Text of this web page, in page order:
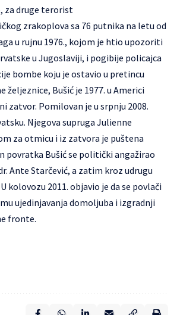
za druge terorist
zrakoplova sa 76 putnika na letu od
u rujnu 1976., kojom je htio upozoriti
u Jugoslaviji, i pogibije policajca
bombe koju je ostavio u pretincu
željeznice, Bušić je 1977. u Americi
zatvor. Pomilovan je u srpnju 2008.
Njegova supruga Julienne
za otmicu i iz zatvora je puštena
povratka Bušić se politički angažirao
Ante Starčević, a zatim kroz udrugu
kolovozu 2011. objavio je da se povlači
ujedinjavanja domoljuba i izgradnji
fronte.